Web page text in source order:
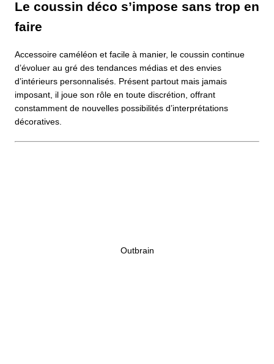
Le coussin déco s’impose sans trop en
faire
Accessoire caméléon et facile à manier, le coussin continue
d’évoluer au gré des tendances médias et des envies
d’intérieurs personnalisés. Présent partout mais jamais
imposant, il joue son rôle en toute discrétion, offrant
constamment de nouvelles possibilités d’interprétations
décoratives.
Outbrain